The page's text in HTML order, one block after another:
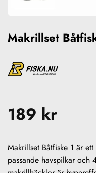
Makrillset
189 kr
Makrillset Båtfiske 1 är
passande havspilkar och